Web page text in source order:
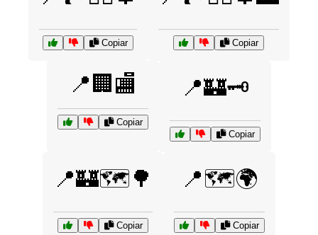
Copiar Copiar
📍🏢🏬
Copiar
📍🏰🗝️
Copiar
📍🏰🗺️🌳
Copiar
📍🗺️🌍
Copiar